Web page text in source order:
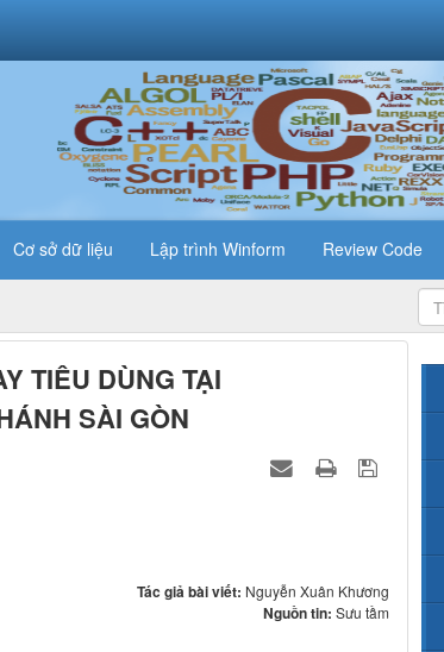
Cơ sở dữ liệu Lập trình Winform Review Code
TIÊU DÙNG TẠI
SÀI GÒN
Tác giả bài viết: Nguyễn Xuân Khương
Nguồn tin:Sưu tầm